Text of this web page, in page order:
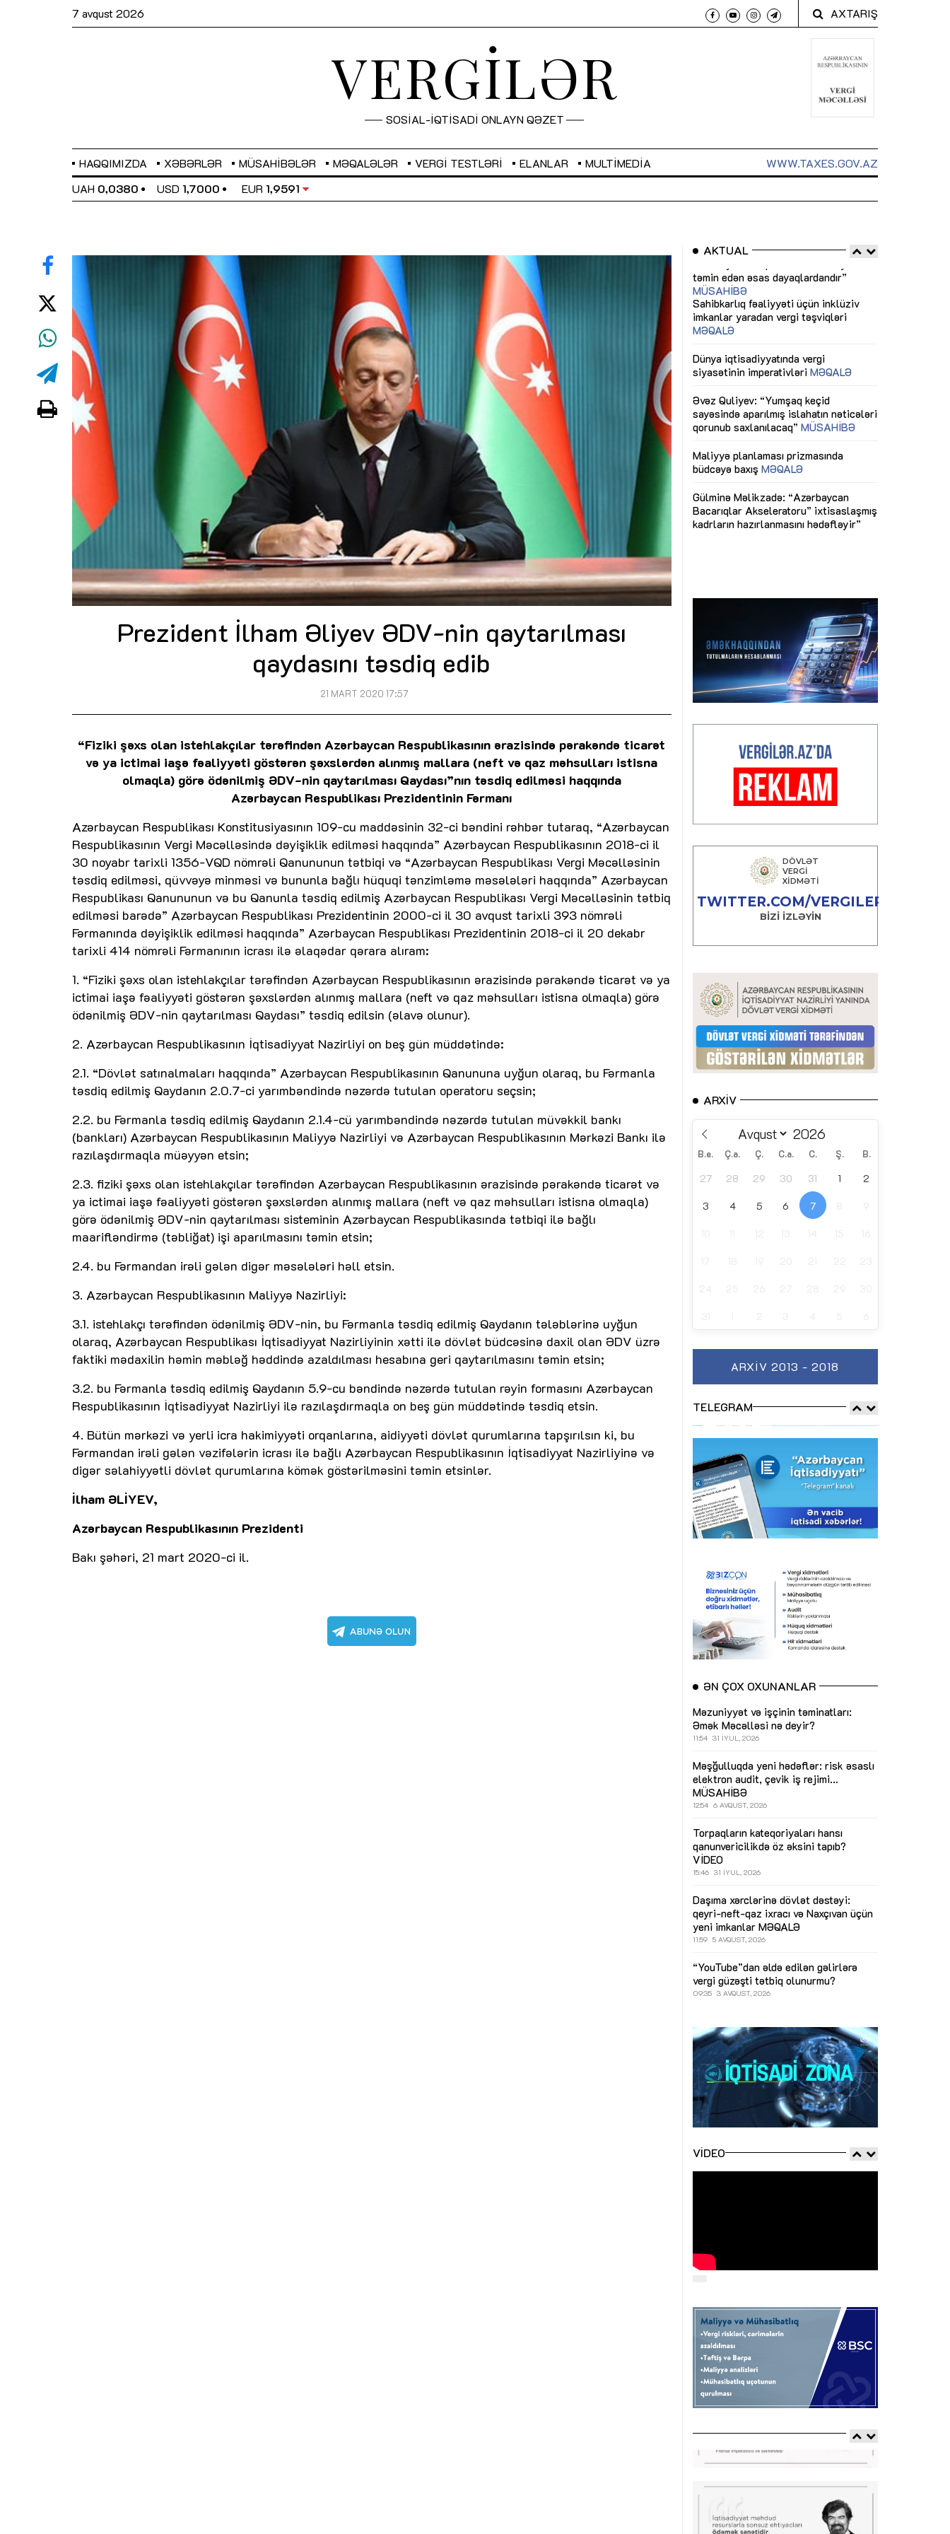
7 avqust 2026 AXTARIŞ
VERGİLƏR
SOSİAL-İQTİSADİ ONLAYN QƏZET
HAQQIMIZDA XƏBƏRLƏR MÜSAHIBƏLƏR MƏQALƏLƏR VERGI TESTLƏRI ELANLAR MULTIMEDIA
WWW.TAXES.GOV.AZ
UAH 0,0380 USD 1,7000 EUR 1,9591
Prezident İlham Əliyev ƏDV-nin qaytarılması
qaydasını təsdiq edib
21 MART 2020 17:57
“Fiziki şəxs olan istehlakçılar tərəfindən Azərbaycan Respublikasının ərazisində pərakəndə ticarət
və ya ictimai iaşə fəaliyyəti göstərən şəxslərdən alınmış mallara (neft və qaz məhsulları istisna
olmaqla) görə ödənilmiş ƏDV-nin qaytarılması Qaydası”nın təsdiq edilməsi haqqında
Azərbaycan Respublikası Prezidentinin Fərmanı
Azərbaycan Respublikası Konstitusiyasının 109-cu maddəsinin 32-ci bəndini rəhbər tutaraq, “Azərbaycan
Respublikasının Vergi Məcəlləsində dəyişiklik edilməsi haqqında” Azərbaycan Respublikasının 2018-ci il
30 noyabr tarixli 1356-VQD nömrəli Qanununun tətbiqi və “Azərbaycan Respublikası Vergi Məcəlləsinin
təsdiq edilməsi, qüvvəyə minməsi və bununla bağlı hüquqi tənzimləmə məsələləri haqqında” Azərbaycan
Respublikası Qanununun və bu Qanunla təsdiq edilmiş Azərbaycan Respublikası Vergi Məcəlləsinin tətbiq
edilməsi barədə” Azərbaycan Respublikası Prezidentinin 2000-ci il 30 avqust tarixli 393 nömrəli
Fərmanında dəyişiklik edilməsi haqqında” Azərbaycan Respublikası Prezidentinin 2018-ci il 20 dekabr
tarixli 414 nömrəli Fərmanının icrası ilə əlaqədar qərara alıram:
1. “Fiziki şəxs olan istehlakçılar tərəfindən Azərbaycan Respublikasının ərazisində pərakəndə ticarət və ya
ictimai iaşə fəaliyyəti göstərən şəxslərdən alınmış mallara (neft və qaz məhsulları istisna olmaqla) görə
ödənilmiş ƏDV-nin qaytarılması Qaydası” təsdiq edilsin (əlavə olunur).
2. Azərbaycan Respublikasının İqtisadiyyat Nazirliyi on beş gün müddətində:
2.1. “Dövlət satınalmaları haqqında” Azərbaycan Respublikasının Qanununa uyğun olaraq, bu Fərmanla
təsdiq edilmiş Qaydanın 2.0.7-ci yarımbəndində nəzərdə tutulan operatoru seçsin;
2.2. bu Fərmanla təsdiq edilmiş Qaydanın 2.1.4-cü yarımbəndində nəzərdə tutulan müvəkkil bankı
(bankları) Azərbaycan Respublikasının Maliyyə Nazirliyi və Azərbaycan Respublikasının Mərkəzi Bankı ilə
razılaşdırmaqla müəyyən etsin;
2.3. fiziki şəxs olan istehlakçılar tərəfindən Azərbaycan Respublikasının ərazisində pərakəndə ticarət və
ya ictimai iaşə fəaliyyəti göstərən şəxslərdən alınmış mallara (neft və qaz məhsulları istisna olmaqla)
görə ödənilmiş ƏDV-nin qaytarılması sisteminin Azərbaycan Respublikasında tətbiqi ilə bağlı
maarifləndirmə (təbliğat) işi aparılmasını təmin etsin;
2.4. bu Fərmandan irəli gələn digər məsələləri həll etsin.
3. Azərbaycan Respublikasının Maliyyə Nazirliyi:
3.1. istehlakçı tərəfindən ödənilmiş ƏDV-nin, bu Fərmanla təsdiq edilmiş Qaydanın tələblərinə uyğun
olaraq, Azərbaycan Respublikası İqtisadiyyat Nazirliyinin xətti ilə dövlət büdcəsinə daxil olan ƏDV üzrə
faktiki mədaxilin həmin məbləğ həddində azaldılması hesabına geri qaytarılmasını təmin etsin;
3.2. bu Fərmanla təsdiq edilmiş Qaydanın 5.9-cu bəndində nəzərdə tutulan rəyin formasını Azərbaycan
Respublikasının İqtisadiyyat Nazirliyi ilə razılaşdırmaqla on beş gün müddətində təsdiq etsin.
4. Bütün mərkəzi və yerli icra hakimiyyəti orqanlarına, aidiyyəti dövlət qurumlarına tapşırılsın ki, bu
Fərmandan irəli gələn vəzifələrin icrası ilə bağlı Azərbaycan Respublikasının İqtisadiyyat Nazirliyinə və
digər səlahiyyətli dövlət qurumlarına kömək göstərilməsini təmin etsinlər.
İlham ƏLİYEV,
Azərbaycan Respublikasının Prezidenti
Bakı şəhəri, 21 mart 2020-ci il.
AKTUAL
Sahibkarlıq fəaliyyəti üçün inklüziv
imkanlar yaradan vergi təşviqləri
MƏQALƏ
Dünya iqtisadiyyatında vergi
siyasətinin imperativləri
MƏQALƏ
Əvəz Quliyev: “Yumşaq keçid
sayəsində aparılmış islahatın nəticələri
qorunub saxlanılacaq”
MÜSAHİBƏ
Maliyyə planlaması prizmasında
büdcəyə baxışMƏQALƏ
Gülminə Məlikzadə: “Azərbaycan
Bacarıqlar Akseleratoru” ixtisaslaşmış
kadrların hazırlanmasını hədəfləyir”
“Düzgün kommunikasiyanın arxasında
real iş və sistemli fəaliyyət dayanır”
MÜSAHİBƏ
Nicat İmanov: "Vergi qanunvericiliyinə
dəyişikliklər sahibkarlıq mühitinin
yaxşılaşdırılmasına xidmət edir"
MÜSAHİBƏ
Aytən Kərimova: “Məqsədimiz daha
inklüziv iş mühiti yaratmaq, çevik və
öyrənən komanda formalaşdırmaqdır”
MÜSAHİBƏ
Azərbaycanda dövlət-özəl tərəfdaşlığı
çərçivəsində həyata keçirilən ilk pilot
VİDEO
Aydın Hüseynov: “Əsrin müqaviləsi”
Azərbaycanın iqtisadi suverenliyini
təmin edən əsas dayaqlardandır”
MÜSAHİBƏ
Sahibkarlıq fəaliyyəti üçün inklüziv
imkanlar yaradan vergi təşviqləri
MƏQALƏ
Dünya iqtisadiyyatında vergi
Əvəz Quliyev: “Yumşaq keçid
qorunub saxlanılacaq”MÜSAHİBƏ
Maliyyə planlaması prizmasında
Gülminə Məlikzadə: “Azərbaycan
kadrların hazırlanmasını hədəfləyir”
ARXIV
B.e. Ç.a. Ç. C.a. C. Ş. B.
27 28 29 30 31 1 2
3 4 5 6 7
ARXIV 2013 - 2018
TELEGRAM
ƏN ÇOX OXUNANLAR
Məzuniyyət və işçinin təminatları:
Əmək Məcəlləsi nə deyir?
11:54 31 İYUL, 2026
Məşğulluqda yeni hədəflər: risk əsaslı
elektron audit, çevik iş rejimi...
MÜSAHİBƏ
12:54 6 AVQUST, 2026
Torpaqların kateqoriyaları hansı
qanunvericilikdə öz əksini tapıb?
VİDEO
15:46 31 İYUL, 2026
Daşıma xərclərinə dövlət dəstəyi:
qeyri-neft-qaz ixracı və Naxçıvan üçün
yeni imkanlar MƏQALƏ
11:59 5 AVQUST, 2026
“YouTube”dan əldə edilən gəlirlərə
vergi güzəşti tətbiq olunurmu?
09:35 3 AVQUST, 2026
VIDEO